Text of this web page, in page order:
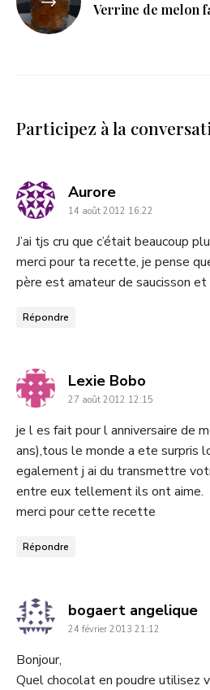
Verrine de melon
Participez à la
Auroredit
:
14 août 2012 16:22
J’ai tjs cru que c’était beaucoup
merci pour ta recette, je pense
père est amateur de saucisson et
Répondre
Lexie Bobo
:
27 août 2012 12:15
je l es fait pour l anniversaire de
ans),tous le monde a ete surpris
egalement j ai du transmettre
entre eux tellement ils ont aime.
merci pour cette recette
Répondre
bogaert angeliquedit
24 février 2013 21:12
Bonjour,
Quel chocolat en poudre utilisez